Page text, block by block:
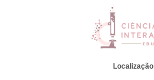
Localização